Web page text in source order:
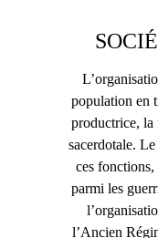
population en
productrice, la
sacerdotale.
ces
parmi les
l’Ancien